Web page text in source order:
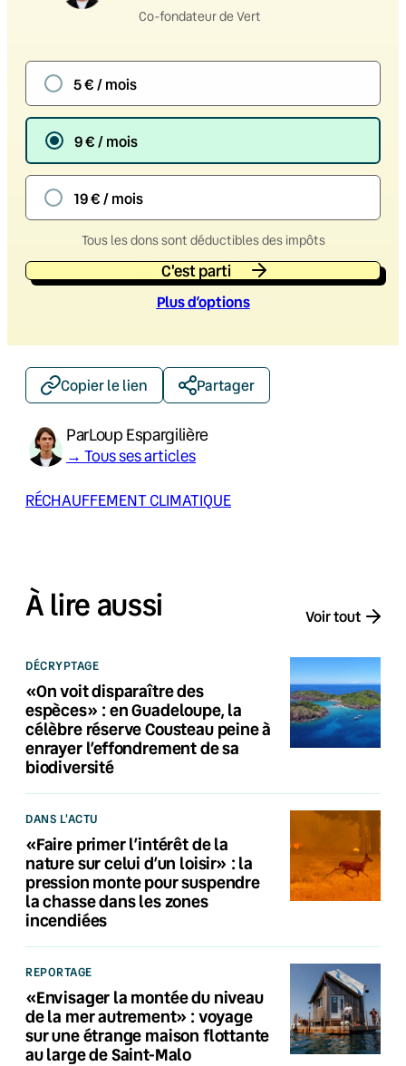
Co-fondateur de Vert
5 € / mois
9 € / mois
19 € / mois
Tous les dons sont déductibles des impôts
C'est parti
Plus d’options
Copier le lien Partager
ParLoup Espargilière
→ Tous ses articles
RÉCHAUFFEMENT CLIMATIQUE
À lire aussi Voir tout
DÉCRYPTAGE
«On voit disparaître des
espèces» : en Guadeloupe, la
célèbre réserve Cousteau peine à
enrayer l’effondrement de sa
biodiversité
DANS L'ACTU
«Faire primer l’intérêt de la
nature sur celui d’un loisir» : la
pression monte pour suspendre
la chasse dans les zones
incendiées
REPORTAGE
«Envisager la montée du niveau
de la mer autrement» : voyage
sur une étrange maison flottante
au large de Saint-Malo